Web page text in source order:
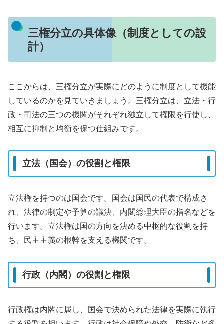
三権分立の具体像（制度としての設
計）
ここからは、三権分立が実際にどのように制度として機能
しているのかを見ていきましょう。三権分立は、立法・行
政・司法の三つの機関がそれぞれ独立して権限を行使し、
相互に抑制と均衡を保つ仕組みです。
立法（国会）の役割と権限
立法権を持つのは国会です。国会は国民の代表で構成さ
れ、法律の制定や予算の議決、内閣総理大臣の指名などを
行います。立法権は国の方向を決める中枢的な役割を持
ち、民主主義の根幹を支える機関です。
行政（内閣）の役割と権限
行政権は内閣に属し、国会で決められた法律を実際に執行